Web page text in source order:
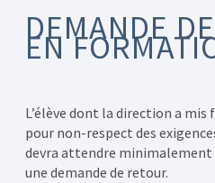
DEMANDE
EN
L’élève dont la direction a
pour non-respect des
devra attendre minimalement
une demande de retour.